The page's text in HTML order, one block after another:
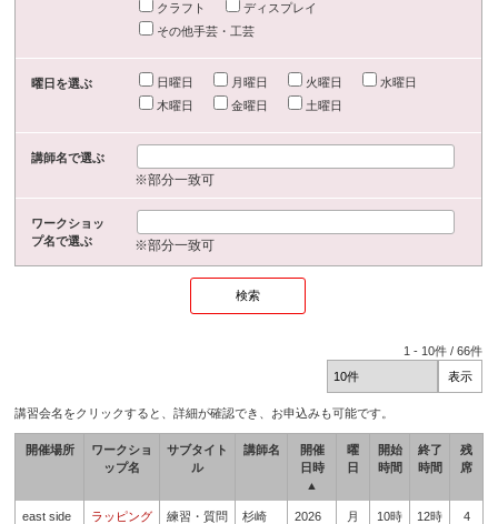
クラフト
ディスプレイ
その他手芸・工芸
曜日を選ぶ 日曜日 月曜日 火曜日
水曜日
木曜日
金曜日 土曜日
講師名で選ぶ
※部分一致可
ワークショッ
プ名で選ぶ
※部分一致可
1 - 10件 /66件
講習会名をクリックすると、詳細が確認でき、お申込みも可能です。
開催場所
ワークショ
ップ名
サブタイト
ル
講師名
開催
日時
▲
曜
日
開始
時間
終了
時間
残
席
east side
ラッピング
練習・質問
杉崎
2026
月
10時
12時
4